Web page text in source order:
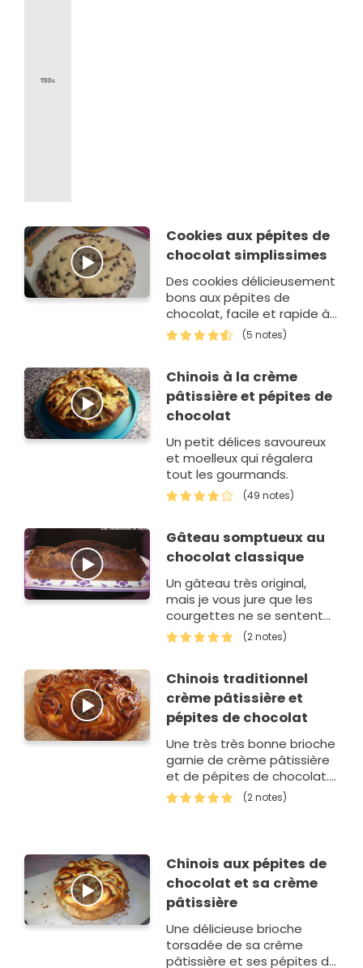
Cookies aux pépites de
chocolat simplissimes
Des cookies délicieusement
bons aux pépites de
chocolat, facile et rapide à
faire.
(5 notes)
Chinois à la crème
pâtissière et pépites de
chocolat
Un petit délices savoureux
et moelleux qui régalera
tout les gourmands.
(49 notes)
Gâteau somptueux au
chocolat classique
Un gâteau très original,
mais je vous jure que les
courgettes ne se sentent
absolument pas. Par contre,
elles apportent un moelleux
(2 notes)
Chinois traditionnel
crème pâtissière et
pépites de chocolat
Une très très bonne brioche
garnie de crème pâtissière
et de pépites de chocolat.
Un vrai bonheur gourmand.
(2 notes)
Chinois aux pépites de
chocolat et sa crème
pâtissière
Une délicieuse brioche
torsadée de sa crême
pâtissière et ses pépites de